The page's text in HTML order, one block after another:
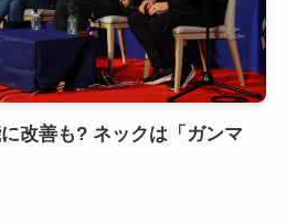
改善も? ネックは「ガンマ